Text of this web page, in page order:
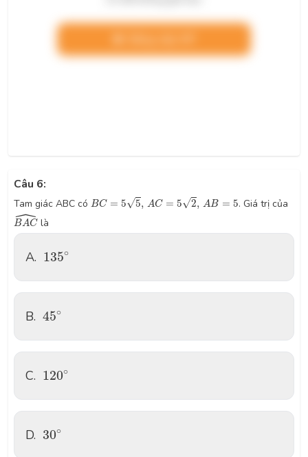
Câu 6:
Tam giác ABC có BC = 5√5, AC = 5√2, AB = 5
BC= 5, C= 52,A =
. Giá trị của
ˆ
BAC
BAC
là
A. 135∘
135∘
B. 45∘
45∘
C. 120∘
120∘
D. 30∘
30∘